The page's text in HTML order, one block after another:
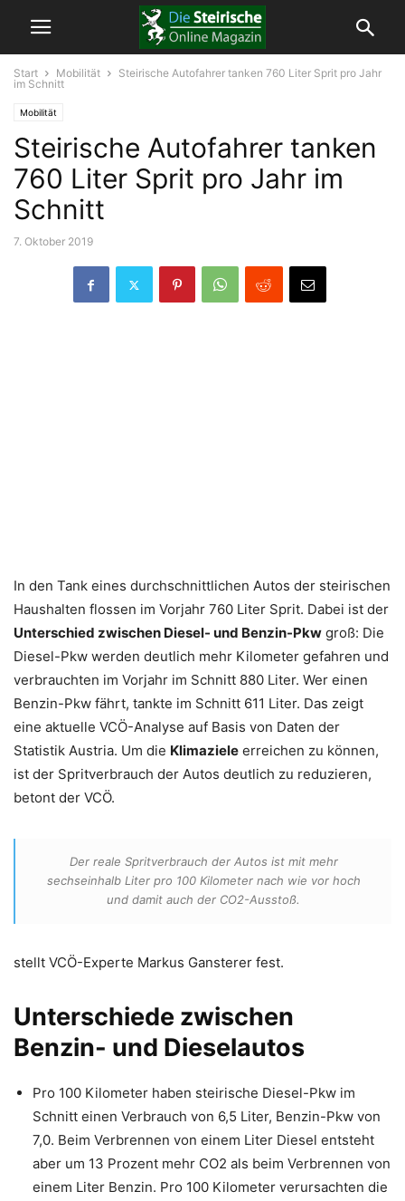
Start Mobilität
Steirische Autofahrer tanken 760 Liter Sprit pro Jahr
im Schnitt
Mobilität
Steirische Autofahrer tanken
760 Liter Sprit pro Jahr im
Schnitt
7. Oktober 2019
In den Tank eines durchschnittlichen Autos der steirischen
Haushalten flossen im Vorjahr 760 Liter Sprit. Dabei ist der
Unterschied zwischen Diesel- und Benzin-Pkw groß: Die
Diesel-Pkw werden deutlich mehr Kilometer gefahren und
verbrauchten im Vorjahr im Schnitt 880 Liter. Wer einen
Benzin-Pkw fährt, tankte im Schnitt 611 Liter. Das zeigt
eine aktuelle VCÖ-Analyse auf Basis von Daten der
Statistik Austria. Um die Klimaziele erreichen zu können,
ist der Spritverbrauch der Autos deutlich zu reduzieren,
betont der VCÖ.
Der reale Spritverbrauch der Autos ist mit mehr
sechseinhalb Liter pro 100 Kilometer nach wie vor hoch
und damit auch der CO2-Ausstoß.
stellt VCÖ-Experte Markus Gansterer fest.
Unterschiede zwischen
Benzin- und Dieselautos
Pro 100 Kilometer haben steirische Diesel-Pkw im
Schnitt einen Verbrauch von 6,5 Liter, Benzin-Pkw von
7,0. Beim Verbrennen von einem Liter Diesel entsteht
aber um 13 Prozent mehr CO2 als beim Verbrennen von
einem Liter Benzin. Pro 100 Kilometer verursachten die